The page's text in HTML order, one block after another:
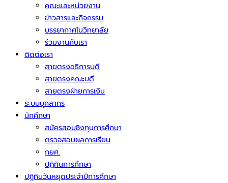
คณะและหน่วยงาน
ข่าวสารและกิจกรรม
บรรยากาศในวิทยาลัย
ร่วมงานกับเรา
ติดต่อเรา
สายตรงอธิการบดี
สายตรงคณะบดี
สายตรงฝ่ายการเงิน
ระบบบุคลากร
นักศึกษา
สมัครสอบชิงทุนการศึกษา
ตรวจสอบผลการเรียน
กยศ.
ปฏิทินการศึกษา
ปฏิทินวันหยุดประจำปีการศึกษา